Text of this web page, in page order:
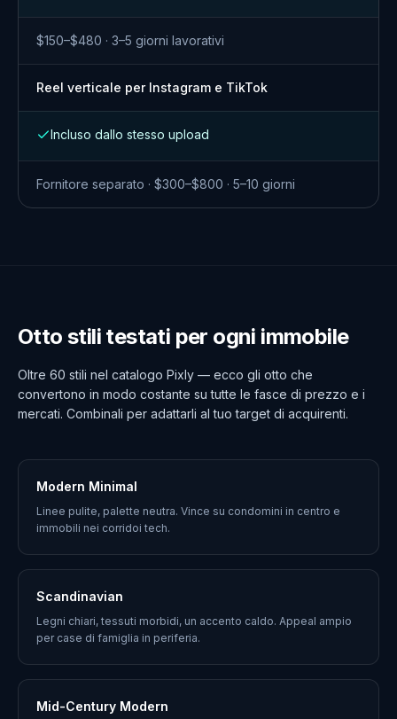
$150–$480 · 3–5 giorni lavorativi
Reel verticale per Instagram e TikTok
Incluso dallo stesso upload
Fornitore separato · $300–$800 · 5–10 giorni
Otto stili testati per ogni immobile
Oltre 60 stili nel catalogo Pixly — ecco gli otto che
convertono in modo costante su tutte le fasce di prezzo e i
mercati. Combinali per adattarli al tuo target di acquirenti.
Modern Minimal
Linee pulite, palette neutra. Vince su condomini in centro e
immobili nei corridoi tech.
Scandinavian
Legni chiari, tessuti morbidi, un accento caldo. Appeal ampio
per case di famiglia in periferia.
Mid-Century Modern